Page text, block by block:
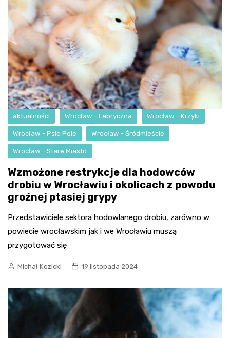
aktualności Wrocław - Fabryczna Wrocław - Krzyki
Wrocław - Psie Pole Wrocław - Śródmieście
Wrocław - Stare Miasto
Wzmożone restrykcje dla hodowców
drobiu w Wrocławiu i okolicach z powodu
groźnej ptasiej grypy
Przedstawiciele sektora hodowlanego drobiu, zarówno w
powiecie wrocławskim jak i we Wrocławiu muszą
przygotować się
Michał Kozicki 19 listopada 2024